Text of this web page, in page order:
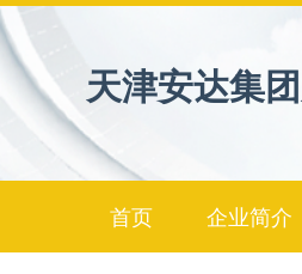
天津安达集
首页 企业简介